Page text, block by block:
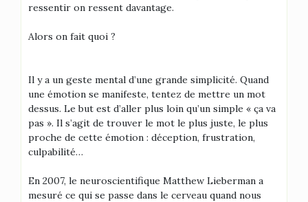
ressentir on ressent davantage.
Alors on fait quoi ?
Il y a un geste mental d’une grande simplicité. Quand
une émotion se manifeste, tentez de mettre un mot
dessus. Le but est d’aller plus loin qu’un simple « ça va
pas ». Il s’agit de trouver le mot le plus juste, le plus
proche de cette émotion : déception, frustration,
culpabilité…
En 2007, le neuroscientifique Matthew Lieberman a
mesuré ce qui se passe dans le cerveau quand nous